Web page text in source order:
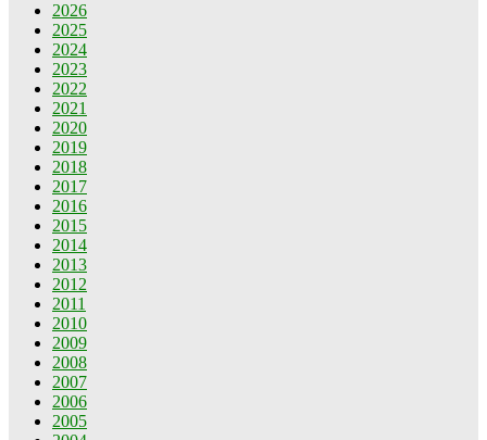
2026
2025
2024
2023
2022
2021
2020
2019
2018
2017
2016
2015
2014
2013
2012
2011
2010
2009
2008
2007
2006
2005